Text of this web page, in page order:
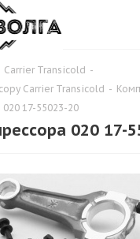
Carrier Transicold -
Carrier Transicold -
17-55023-20
020 17-